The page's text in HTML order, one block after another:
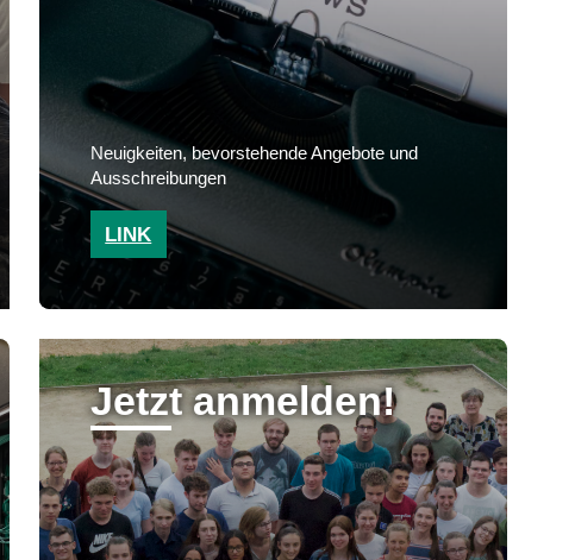
Neuigkeiten, bevorstehende Angebote und
Ausschreibungen
LINK
Jetzt anmelden!